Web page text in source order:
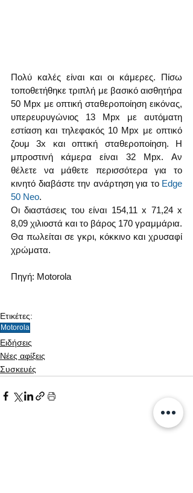
Πολύ καλές είναι και οι κάμερες. Πίσω
τοποθετήθηκε τριπλή με βασικό αισθητήρα
50 Mpx με οπτική σταθεροποίηση εικόνας,
υπερευρυγώνιος 13 Mpx με αυτόματη
εστίαση και τηλεφακός 10 Mpx με οπτικό
ζουμ 3x και οπτική σταθεροποίηση. Η
μπροστινή κάμερα είναι 32 Mpx. Αν
θέλετε να μάθετε περισσότερα για το
κινητό διαβάστε την ανάρτηση για το Edge
50 Neo.
Οι διαστάσεις του είναι 154,11 х 71,24 х
8,09 χιλιοστά και το βάρος 170 γραμμάρια.
Θα πωλείται σε γκρι, κόκκινο και χρυσαφί
χρώματα.
Πηγή: Motorola
Ετικέτες:
Motorola
Ειδήσεις
Νέες αφίξεις
Συσκευές